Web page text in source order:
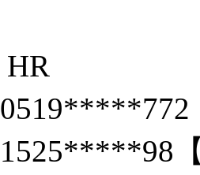
HR
0519*****772
1525*****98